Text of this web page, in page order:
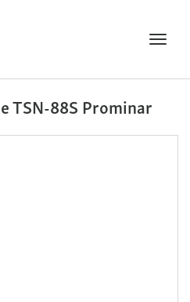
TSN-88S Prominar